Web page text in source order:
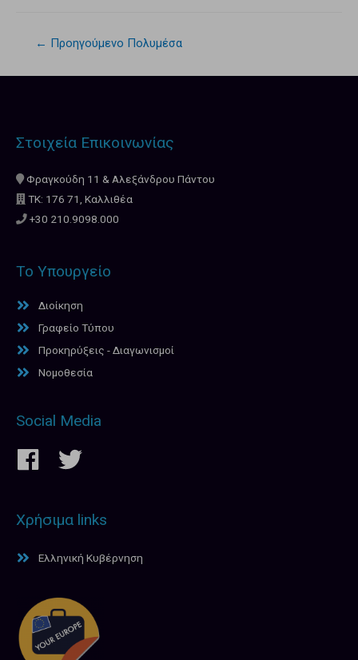
← Προηγούμενο Πολυμέσα
Στοιχεία Επικοινωνίας
Φραγκούδη 11 & Αλεξάνδρου Πάντου
ΤΚ: 176 71, Καλλιθέα
+30 210.9098.000
Το Υπουργείο
Διοίκηση
Γραφείο Τύπου
Προκηρύξεις - Διαγωνισμοί
Νομοθεσία
Social Media
Χρήσιμα links
Ελληνική Κυβέρνηση